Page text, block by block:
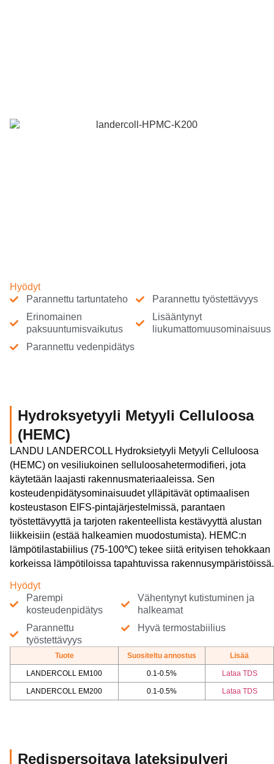
Hyödyt
Parannettu tartuntateho
Erinomainen
paksuuntumisvaikutus
Parannettu vedenpidätys
Parannettu työstettävyys
Lisääntynyt
liukumattomuusominaisuus
Hydroksyetyyli Metyyli Celluloosa
(HEMC)
LANDU LANDERCOLL Hydroksietyyli Metyyli Celluloosa
(HEMC) on vesiliukoinen selluloosahetermodifieri, jota
käytetään laajasti rakennusmateriaaleissa. Sen
kosteudenpidätysominaisuudet ylläpitävät optimaalisen
kosteustason EIFS-pintajärjestelmissä, parantaen
työstettävyyttä ja tarjoten rakenteellista kestävyyttä alustan
liikkeisiin (estää halkeamien muodostumista). HEMC:n
lämpötilastabiilius (75-100℃) tekee siitä erityisen tehokkaan
korkeissa lämpötiloissa tapahtuvissa rakennusympäristöissä.
Hyödyt
Parempi
kosteudenpidätys
Parannettu
työstettävyys
Vähentynyt kutistuminen ja
halkeamat
Hyvä termostabiilius
Tuote Suositeltu annostus Lisää
LANDERCOLL EM100 0.1-0.5% Lataa TDS
LANDERCOLL EM200 0.1-0.5% Lataa TDS
Redispersoitava lateksipulveri